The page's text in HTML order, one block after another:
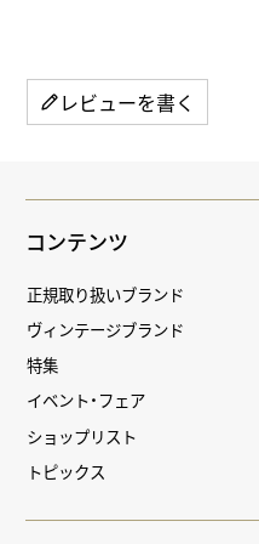
レビューを書く
コンテンツ
正規取り扱いブランド
ヴィンテージブランド
特集
イベント・フェア
ショップリスト
トピックス